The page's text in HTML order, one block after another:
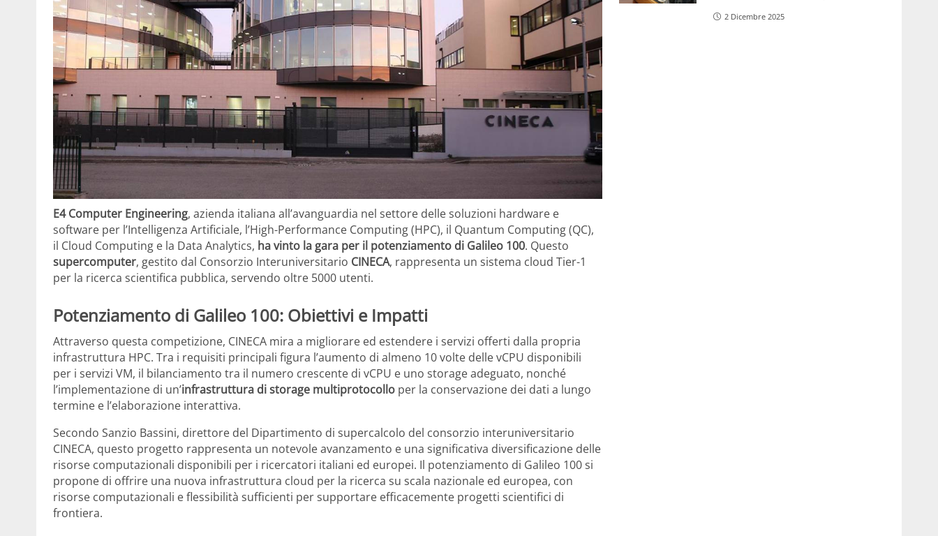
E4 Computer Engineering, azienda italiana all’avanguardia nel settore delle soluzioni hardware e
software per l’Intelligenza Artificiale, l’High-Performance Computing (HPC), il Quantum Computing (QC),
il Cloud Computing e la Data Analytics, ha vinto la gara per il potenziamento di Galileo 100. Questo
supercomputer, gestito dal Consorzio Interuniversitario CINECA, rappresenta un sistema cloud Tier-1
per la ricerca scientifica pubblica, servendo oltre 5000 utenti.
Potenziamento di Galileo 100: Obiettivi e Impatti
Attraverso questa competizione, CINECA mira a migliorare ed estendere i servizi offerti dalla propria
infrastruttura HPC. Tra i requisiti principali figura l’aumento di almeno 10 volte delle vCPU disponibili
per i servizi VM, il bilanciamento tra il numero crescente di vCPU e uno storage adeguato, nonché
l’implementazione di un’infrastruttura di storage multiprotocollo per la conservazione dei dati a lungo
termine e l’elaborazione interattiva.
Secondo Sanzio Bassini, direttore del Dipartimento di supercalcolo del consorzio interuniversitario
CINECA, questo progetto rappresenta un notevole avanzamento e una significativa diversificazione delle
risorse computazionali disponibili per i ricercatori italiani ed europei. Il potenziamento di Galileo 100 si
propone di offrire una nuova infrastruttura cloud per la ricerca su scala nazionale ed europea, con
risorse computazionali e flessibilità sufficienti per supportare efficacemente progetti scientifici di
frontiera.
2 Dicembre 2025